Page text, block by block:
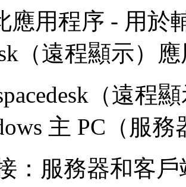
應用程序 - 用於
（遠程顯示）
（遠程
主 PC（服務
：服務器和客